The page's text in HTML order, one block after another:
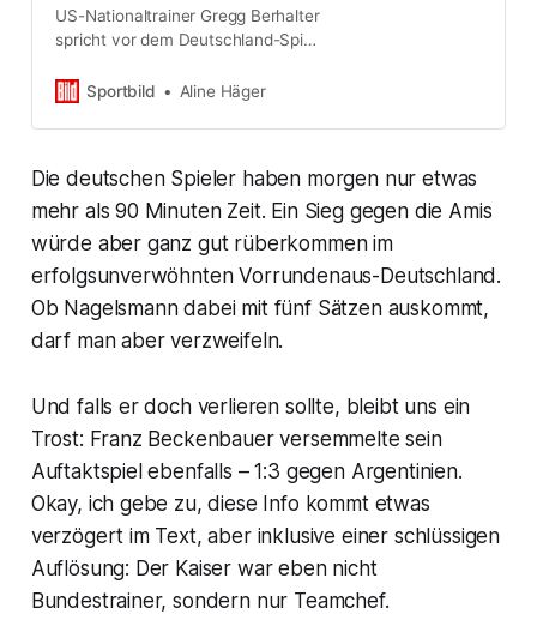
US-Nationaltrainer Gregg Berhalter
spricht vor dem Deutschland-Spiel
Vorgänger Klinsmann und
Sportbild Aline Häger
Die deutschen Spieler haben morgen nur etwas
mehr als 90 Minuten Zeit. Ein Sieg gegen die Amis
würde aber ganz gut rüberkommen im
erfolgsunverwöhnten Vorrundenaus-Deutschland.
Ob Nagelsmann dabei mit fünf Sätzen auskommt,
darf man aber verzweifeln.
Und falls er doch verlieren sollte, bleibt uns ein
Trost: Franz Beckenbauer versemmelte sein
Auftaktspiel ebenfalls – 1:3 gegen Argentinien.
Okay, ich gebe zu, diese Info kommt etwas
verzögert im Text, aber inklusive einer schlüssigen
Auflösung: Der Kaiser war eben nicht
Bundestrainer, sondern nur Teamchef.